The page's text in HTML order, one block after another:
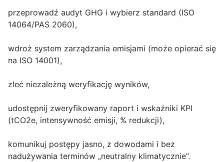
przeprowadź audyt GHG i wybierz standard (ISO
14064/PAS 2060),
wdroż system zarządzania emisjami (może opierać się
na ISO 14001),
zleć niezależną weryfikację wyników,
udostępnij zweryfikowany raport i wskaźniki KPI
(tCO2e, intensywność emisji, % redukcji),
komunikuj postępy jasno, z dowodami i bez
nadużywania terminów „neutralny klimatycznie”.